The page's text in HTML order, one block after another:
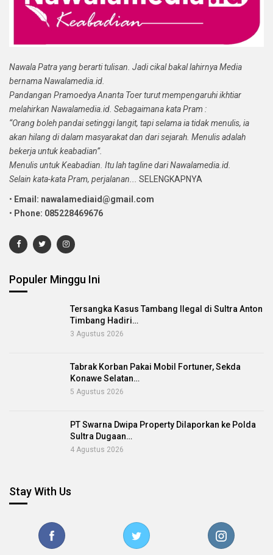
Nawala Patra yang berarti tulisan. Jadi cikal bakal lahirnya Media
bernama Nawalamedia.id.
Pandangan Pramoedya Ananta Toer turut mempengaruhi ikhtiar
melahirkan Nawalamedia.id. Sebagaimana kata Pram :
“Orang boleh pandai setinggi langit, tapi selama ia tidak menulis, ia
akan hilang di dalam masyarakat dan dari sejarah. Menulis adalah
bekerja untuk keabadian”.
Menulis untuk Keabadian. Itu lah tagline dari Nawalamedia.id.
Selain kata-kata Pram, perjalanan...
SELENGKAPNYA
• Email: nawalamediaid@gmail.com
• Phone: 085228469676
Populer Minggu Ini
Tersangka Kasus Tambang Ilegal di Sultra Anton
Timbang Hadiri…
3 Agustus 2026
Tabrak Korban Pakai Mobil Fortuner, Sekda
Konawe Selatan…
5 Agustus 2026
PT Swarna Dwipa Property Dilaporkan ke Polda
Sultra Dugaan…
4 Agustus 2026
Stay With Us